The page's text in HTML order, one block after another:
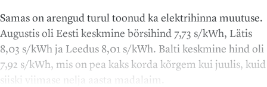
Samas on arengud turul toonud ka elektrihinna muutuse.
Augustis oli Eesti keskmine börsihind 7,73 s/kWh, Lätis
8,03 s/kWh ja Leedus 8,01 s/kWh. Balti keskmine hind oli
7,92 s/kWh, mis on pea kaks korda kõrgem kui juulis, kuid
siiski viimase nelja aasta madalaim.